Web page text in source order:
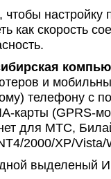
чтобы
как скорость
и
телефону с
карты (GPRS-
для МТС,
2000/XP/Vista/
выделеный